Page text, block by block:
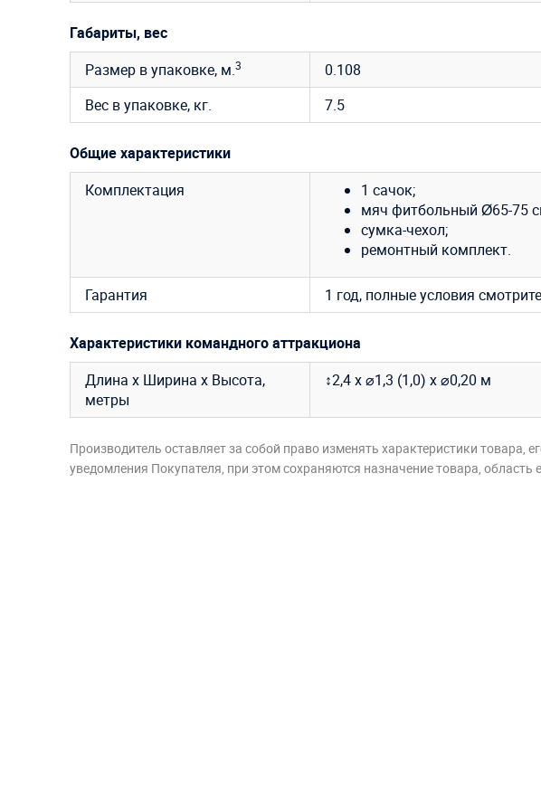
Габариты, вес
Размер в упаковке, м.3
0.108
Вес в упаковке, кг.
7.5
Общие характеристики
Комплектация
1 сачок;
мяч фитбольный Ø65-75
сумка-чехол;
ремонтный комплект.
Гарантия 1 год, полные условия
Характеристики командного аттракциона
Длина х Ширина х Высота,
метры
↕2,4 х ⌀1,3 (1,0) х ⌀0,20 м
Производитель оставляет за собой право изменять характеристики товара,
уведомления Покупателя, при этом сохраняются назначение товара, область